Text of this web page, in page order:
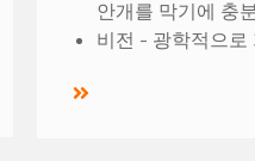
안개를 막기에 충
비전 - 광학적으로